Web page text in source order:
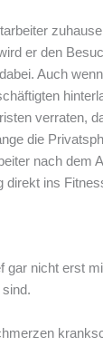
er den
Auch
verraten,
die
nach dem
ins
nicht erst